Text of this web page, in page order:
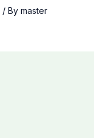
/ By master